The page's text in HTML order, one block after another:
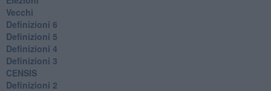
Vecchi
Definizioni 6
Definizioni 5
Definizioni 4
Definizioni 3
CENSIS
​Definizioni 2